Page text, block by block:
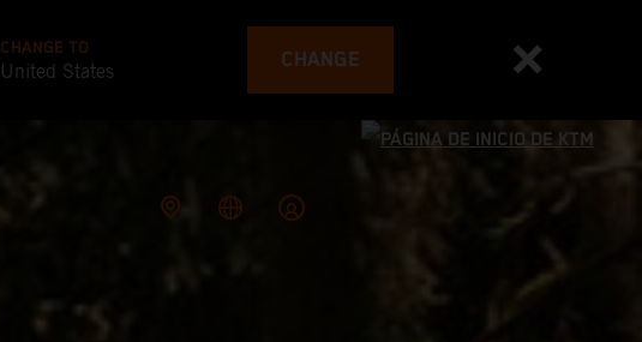
CHANGE TO
United States CHANGE